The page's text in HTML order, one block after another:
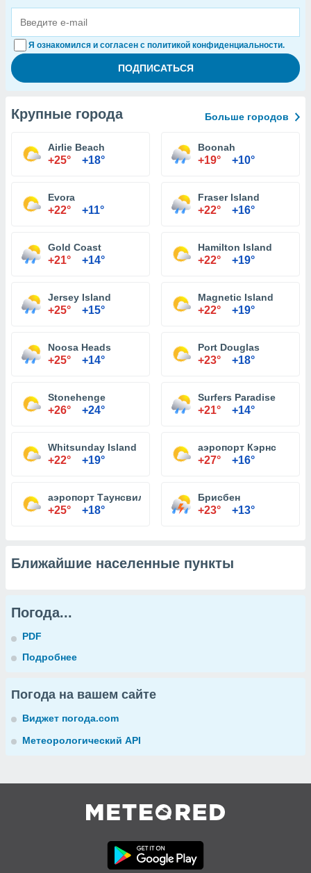
Я ознакомился и согласен с политикой конфиденциальности.
Крупные города Больше городов
Airlie Beach
+25° +18°
Boonah
+19° +10°
Evora
+22° +11°
Fraser Island
+22° +16°
Gold Coast
+21° +14°
Hamilton Island
+22° +19°
Jersey Island
+25° +15°
Magnetic Island
+22° +19°
Noosa Heads
+25° +14°
Port Douglas
+23° +18°
Stonehenge
+26° +24°
Surfers Paradise
+21° +14°
Whitsunday Island
+22° +19°
аэропорт Кэрнс
+27° +16°
аэропорт Таунсвилл
+25° +18°
Брисбен
+23° +13°
Ближайшие населенные пункты
Погода...
PDF
Подробнее
Погода на вашем сайте
Виджет погода.com
Метеорологический API